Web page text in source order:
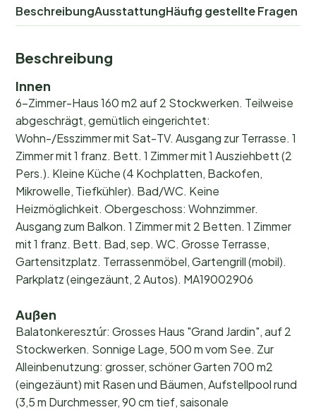
BeschreibungAusstattungHäufig gestellte Fragen
Beschreibung
Innen
6-Zimmer-Haus 160 m2 auf 2 Stockwerken. Teilweise
abgeschrägt, gemütlich eingerichtet:
Wohn-/Esszimmer mit Sat-TV. Ausgang zur Terrasse. 1
Zimmer mit 1 franz. Bett. 1 Zimmer mit 1 Ausziehbett (2
Pers.). Kleine Küche (4 Kochplatten, Backofen,
Mikrowelle, Tiefkühler). Bad/WC. Keine
Heizmöglichkeit. Obergeschoss: Wohnzimmer.
Ausgang zum Balkon. 1 Zimmer mit 2 Betten. 1 Zimmer
mit 1 franz. Bett. Bad, sep. WC. Grosse Terrasse,
Gartensitzplatz. Terrassenmöbel, Gartengrill (mobil).
Parkplatz (eingezäunt, 2 Autos). MA19002906
Außen
Balatonkeresztúr: Grosses Haus "Grand Jardin", auf 2
Stockwerken. Sonnige Lage, 500 m vom See. Zur
Alleinbenutzung: grosser, schöner Garten 700 m2
(eingezäunt) mit Rasen und Bäumen, Aufstellpool rund
(3,5 m Durchmesser, 90 cm tief, saisonale